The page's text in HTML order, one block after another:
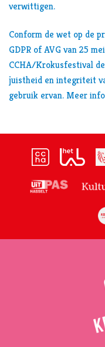
verwittigen.
Conform de wet op de
GDPR of AVG van 25
CCHA/Krokusfestival
juistheid en integriteit
gebruik ervan. Meer